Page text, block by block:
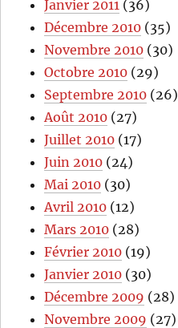
Janvier 2011 (36)
Décembre 2010 (35)
Novembre 2010 (30)
Octobre 2010 (29)
Septembre 2010 (26)
Août 2010 (27)
Juillet 2010 (17)
Juin 2010 (24)
Mai 2010 (30)
Avril 2010 (12)
Mars 2010 (28)
Février 2010 (19)
Janvier 2010 (30)
Décembre 2009 (28)
Novembre 2009 (27)